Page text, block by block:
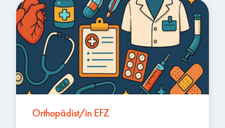
Orthopädist/in EFZ